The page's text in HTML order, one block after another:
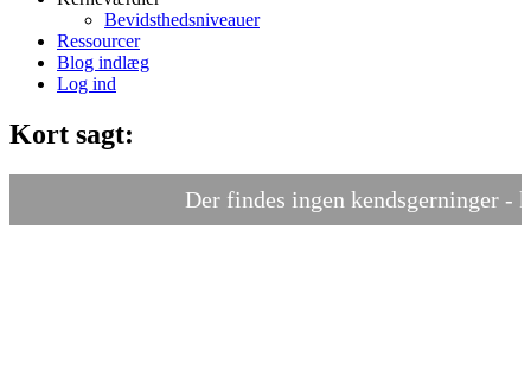
Bevidsthedsniveauer
Ressourcer
Blog indlæg
Log ind
Kort sagt:
Der findes ingen kendsgerninger -